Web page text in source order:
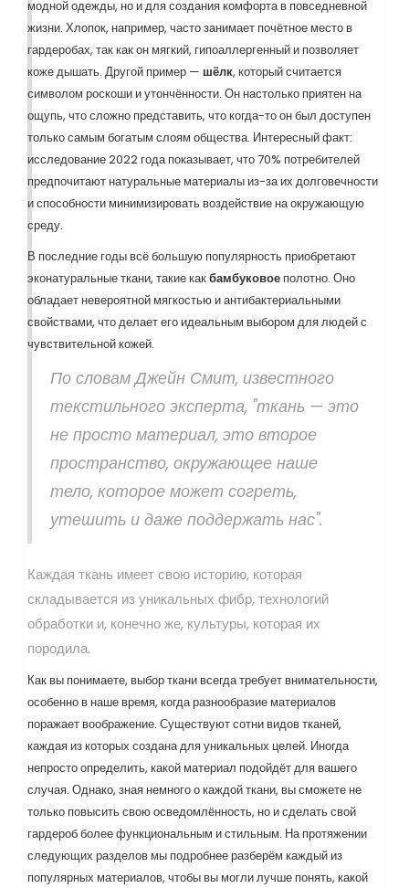
модной одежды, но и для создания комфорта в повседневной
жизни. Хлопок, например, часто занимает почётное место в
гардеробах, так как он мягкий, гипоаллергенный и позволяет
коже дышать. Другой пример — шёлк, который считается
символом роскоши и утончённости. Он настолько приятен на
ощупь, что сложно представить, что когда-то он был доступен
только самым богатым слоям общества. Интересный факт:
исследование 2022 года показывает, что 70% потребителей
предпочитают натуральные материалы из-за их долговечности
и способности минимизировать воздействие на окружающую
среду.
В последние годы всё большую популярность приобретают
эконатуральные ткани, такие какбамбуковое полотно. Оно
обладает невероятной мягкостью и антибактериальными
свойствами, что делает его идеальным выбором для людей с
чувствительной кожей.
По словам Джейн Смит, известного
текстильного эксперта, "ткань — это
не просто материал, это второе
пространство, окружающее наше
тело, которое может согреть,
утешить и даже поддержать нас".
Каждая ткань имеет свою историю, которая
складывается из уникальных фибр, технологий
обработки и, конечно же, культуры, которая их
породила.
Как вы понимаете, выбор ткани всегда требует внимательности,
особенно в наше время, когда разнообразие материалов
поражает воображение. Существуют сотни видов тканей,
каждая из которых создана для уникальных целей. Иногда
непросто определить, какой материал подойдёт для вашего
случая. Однако, зная немного о каждой ткани, вы сможете не
только повысить свою осведомлённость, но и сделать свой
гардероб более функциональным и стильным. На протяжении
следующих разделов мы подробнее разберём каждый из
популярных материалов, чтобы вы могли лучше понять, какой